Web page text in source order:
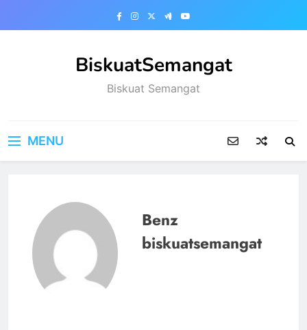
BiskuatSemangat
Biskuat Semangat
MENU
Benz
biskuatsemangat